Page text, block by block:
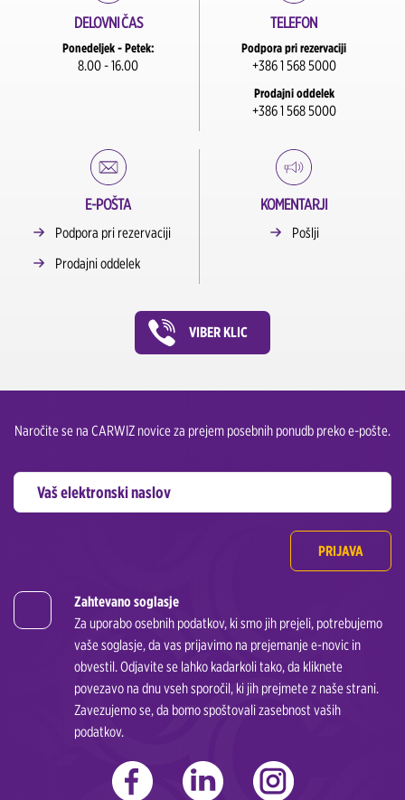
DELOVNI ČAS
Ponedeljek - Petek:
8.00 - 16.00
TELEFON
Podpora pri rezervaciji
+386 1 568 5000
Prodajni oddelek
+386 1 568 5000
E-POŠTA
Podpora pri rezervaciji
Prodajni oddelek
KOMENTARJI
Pošlji
VIBER KLIC
Naročite se na CARWIZ novice za prejem posebnih ponudb preko e-pošte.
PRIJAVA
Zahtevano soglasje
Za uporabo osebnih podatkov, ki smo jih prejeli, potrebujemo
vaše soglasje, da vas prijavimo na prejemanje e-novic in
obvestil. Odjavite se lahko kadarkoli tako, da kliknete
povezavo na dnu vseh sporočil, ki jih prejmete z naše strani.
Zavezujemo se, da bomo spoštovali zasebnost vaših
podatkov.